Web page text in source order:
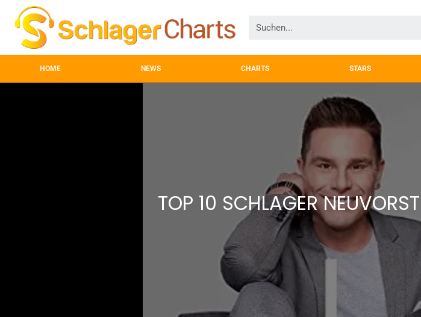
HOME NEWS CHARTS STARS
TOP 10 SCHLAGER